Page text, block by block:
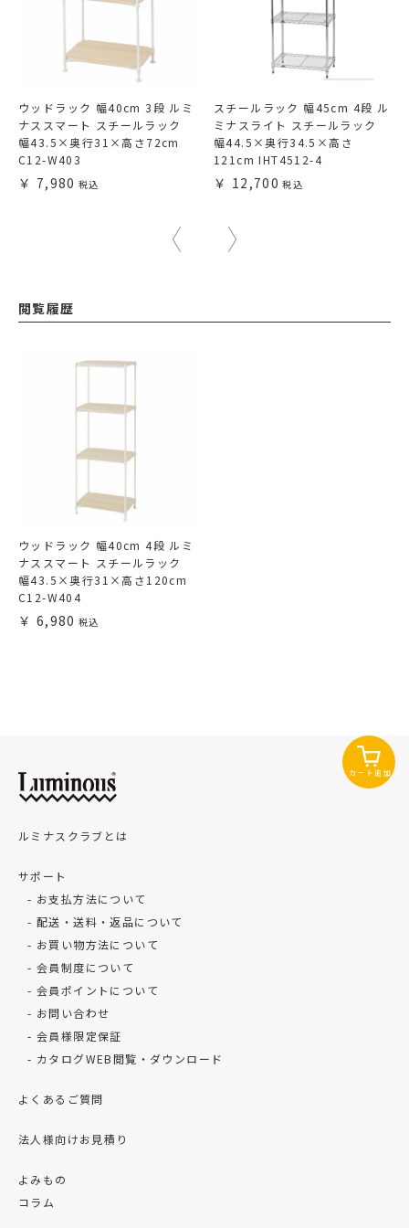
ウッドラック 幅40cm 3段 ルミ
ナススマート スチールラック
幅43.5×奥行31×高さ72cm
C12-W403
7,980
スチールラック 幅45cm 4段 ル
ミナスライト スチールラック
幅44.5×奥行34.5×高さ
121cm IHT4512-4
12,700
閲覧履歴
ウッドラック 幅40cm 4段 ルミ
ナススマート スチールラック
幅43.5×奥行31×高さ120cm
C12-W404
6,980
カート追加
ルミナスクラブとは
サポート
お支払方法について
配送・送料・返品について
お買い物方法について
会員制度について
会員ポイントについて
お問い合わせ
会員様限定保証
カタログWEB閲覧・ダウンロード
よくあるご質問
法人様向けお見積り
よみもの
コラム